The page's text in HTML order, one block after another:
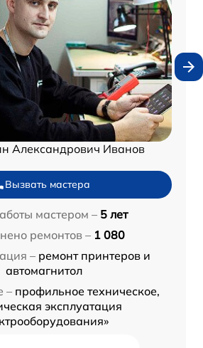
Александрович Иванов
Вызвать мастера
мастером – 5 лет
ремонтов – 1 080
– ремонт принтеров и
автомагнитол
– профильное техническое,
эксплуатация